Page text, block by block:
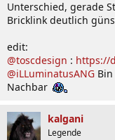
Unterschied, gerade
Bricklink deutlich
edit:
@toscdesign : https://
@iLLuminatusANG
Nachbar
kalgani
Legende